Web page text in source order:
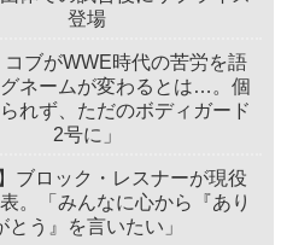
登場
コブがWWE時代の苦労を語
ネームが変わるとは…。個
れず、ただのボディガード
2号に」
ブロック・レスナーが現役
。「みんなに心から『あり
とう』を言いたい」